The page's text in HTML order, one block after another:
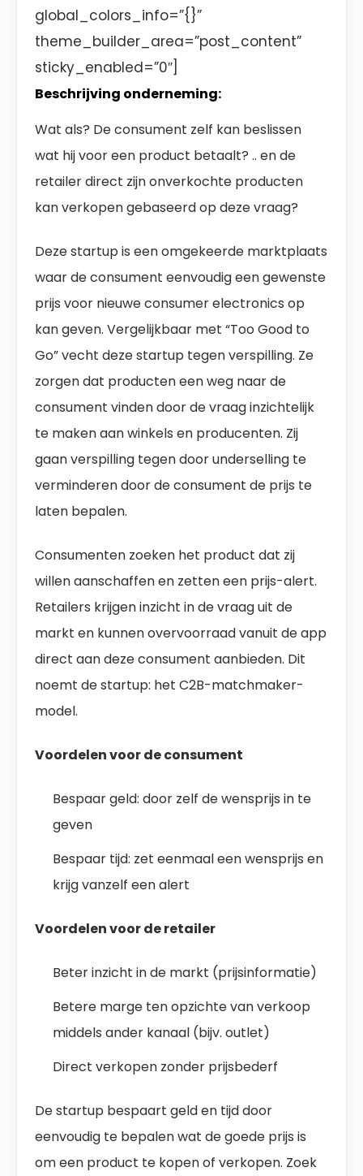
global_colors_info=”{}”
theme_builder_area=”post_content”
sticky_enabled=”0″]
Beschrijving onderneming:
Wat als? De consument zelf kan beslissen
wat hij voor een product betaalt? .. en de
retailer direct zijn onverkochte producten
kan verkopen gebaseerd op deze vraag?
Deze startup is een omgekeerde marktplaats
waar de consument eenvoudig een gewenste
prijs voor nieuwe consumer electronics op
kan geven. Vergelijkbaar met “Too Good to
Go” vecht deze startup tegen verspilling. Ze
zorgen dat producten een weg naar de
consument vinden door de vraag inzichtelijk
te maken aan winkels en producenten. Zij
gaan verspilling tegen door underselling te
verminderen door de consument de prijs te
laten bepalen.
Consumenten zoeken het product dat zij
willen aanschaffen en zetten een prijs-alert.
Retailers krijgen inzicht in de vraag uit de
markt en kunnen overvoorraad vanuit de app
direct aan deze consument aanbieden. Dit
noemt de startup: het C2B-matchmaker-
model.
Voordelen voor de consument
Bespaar geld: door zelf de wensprijs in te
geven
Bespaar tijd: zet eenmaal een wensprijs en
krijg vanzelf een alert
Voordelen voor de retailer
Beter inzicht in de markt (prijsinformatie)
Betere marge ten opzichte van verkoop
middels ander kanaal (bijv. outlet)
Direct verkopen zonder prijsbederf
De startup bespaart geld en tijd door
eenvoudig te bepalen wat de goede prijs is
om een product te kopen of verkopen. Zoek